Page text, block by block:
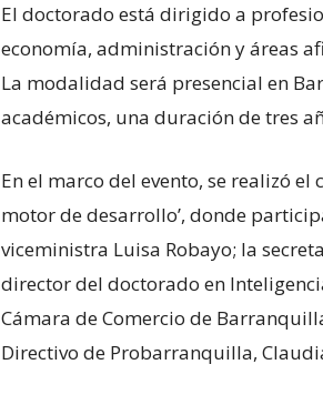
El doctorado está dirigido a
economía, administración y áreas
La modalidad será presencial en
académicos, una duración de tres
En el marco del evento, se realizó
motor de desarrollo’, donde
viceministra Luisa Robayo; la
director del doctorado en
Cámara de Comercio de
Directivo de Probarranquilla,